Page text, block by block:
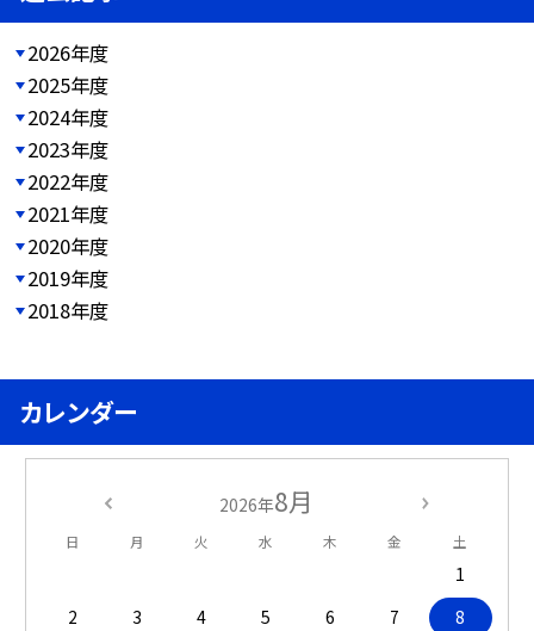
2026年度
2025年度
2024年度
2023年度
2022年度
2021年度
2020年度
2019年度
2018年度
カレンダー
2026年8月
日 月 火 水 木 金 土
1
2
3 4 5 6 7
8